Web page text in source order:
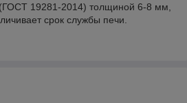
19281-2014) толщиной 6-8 мм,
срок службы печи.